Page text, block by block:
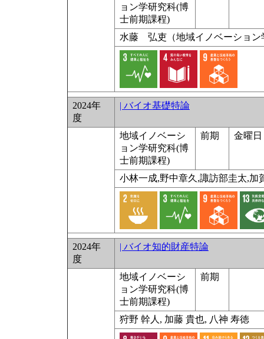
ョン学研究科(博
士前期課程)
水藤 弘吏（地域イノベーション
2024年
度
| バイオ基礎特論
地域イノベーシ
ョン学研究科(博
士前期課程)
前期 金曜日
小林一成,野中章久,諏訪部圭太,加
2024年
度
| バイオ知的財産特論
地域イノベーシ
ョン学研究科(博
士前期課程)
前期
狩野 幹人, 加藤 貴也, 八神 寿徳